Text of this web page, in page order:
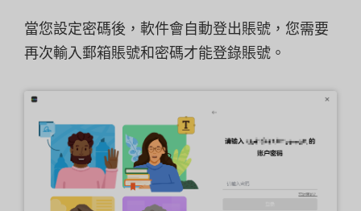
當您設定密碼後，軟件會自動登出賬號，您需要
再次輸入郵箱賬號和密碼才能登錄賬號。